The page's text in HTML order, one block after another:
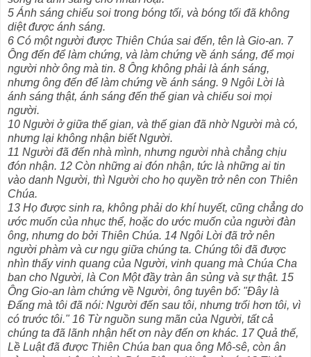
5 Ánh sáng chiếu soi trong bóng tối, và bóng tối đã không
diệt được ánh sáng.
6 Có một người được Thiên Chúa sai đến, tên là Gio-an. 7
Ông đến để làm chứng, và làm chứng về ánh sáng, để mọi
người nhờ ông mà tin. 8 Ông không phải là ánh sáng,
nhưng ông đến để làm chứng về ánh sáng. 9 Ngôi Lời là
ánh sáng thật, ánh sáng đến thế gian và chiếu soi mọi
người.
10 Người ở giữa thế gian, và thế gian đã nhờ Người mà có,
nhưng lại không nhận biết Người.
11 Người đã đến nhà mình, nhưng người nhà chẳng chịu
đón nhận. 12 Còn những ai đón nhận, tức là những ai tin
vào danh Người, thì Người cho họ quyền trở nên con Thiên
Chúa.
13 Họ được sinh ra, không phải do khí huyết, cũng chẳng do
ước muốn của nhục thể, hoặc do ước muốn của người đàn
ông, nhưng do bởi Thiên Chúa. 14 Ngôi Lời đã trở nên
người phàm và cư ngụ giữa chúng ta. Chúng tôi đã được
nhìn thấy vinh quang của Người, vinh quang mà Chúa Cha
ban cho Người, là Con Một đầy tràn ân sủng và sự thật. 15
Ông Gio-an làm chứng về Người, ông tuyên bố: "Đây là
Đấng mà tôi đã nói: Người đến sau tôi, nhưng trổi hơn tôi, vì
có trước tôi." 16 Từ nguồn sung mãn của Người, tất cả
chúng ta đã lãnh nhận hết ơn này đến ơn khác. 17 Quả thế,
Lề Luật đã được Thiên Chúa ban qua ông Mô-sê, còn ân